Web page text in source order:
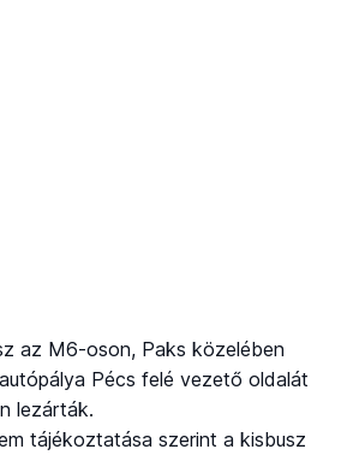
az M6-oson, Paks közelében
Pécs felé vezető oldalát
lezárták.
tájékoztatása szerint a kisbusz